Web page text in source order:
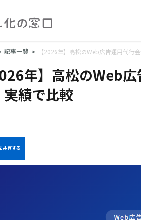
記事一覧 【2026年】高松のWeb広告運用代行
年】高松のWeb
実績で比較
共有する